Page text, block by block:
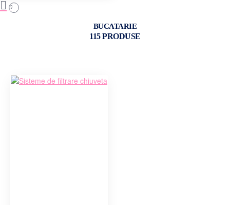
0
BUCATARIE
115 PRODUSE